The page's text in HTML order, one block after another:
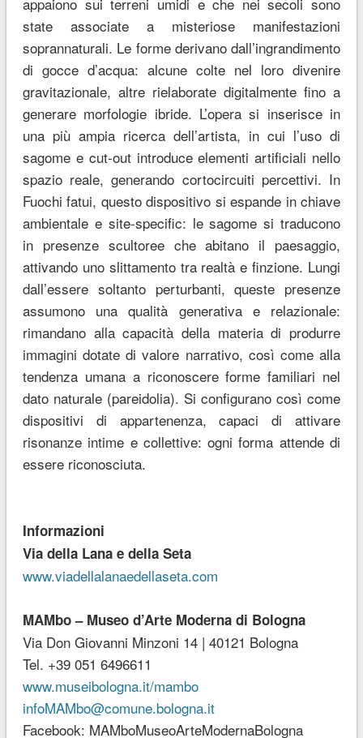
state associate a misteriose manifestazioni
soprannaturali. Le forme derivano dall’ingrandimento
di gocce d’acqua: alcune colte nel loro divenire
gravitazionale, altre rielaborate digitalmente fino a
generare morfologie ibride. L’opera si inserisce in
una più ampia ricerca dell’artista, in cui l’uso di
sagome e cut-out introduce elementi artificiali nello
spazio reale, generando cortocircuiti percettivi. In
Fuochi fatui, questo dispositivo si espande in chiave
ambientale e site-specific: le sagome si traducono
in presenze scultoree che abitano il paesaggio,
attivando uno slittamento tra realtà e finzione. Lungi
dall’essere soltanto perturbanti, queste presenze
assumono una qualità generativa e relazionale:
rimandano alla capacità della materia di produrre
immagini dotate di valore narrativo, così come alla
tendenza umana a riconoscere forme familiari nel
dato naturale (pareidolia). Si configurano così come
dispositivi di appartenenza, capaci di attivare
risonanze intime e collettive: ogni forma attende di
essere riconosciuta.
Informazioni
Via della Lana e della Seta
www.viadellalanaedellaseta.com
MAMbo – Museo d’Arte Moderna di Bologna
Via Don Giovanni Minzoni 14 | 40121 Bologna
Tel. +39 051 6496611
www.museibologna.it/mambo
infoMAMbo@comune.bologna.it
Facebook: MAMboMuseoArteModernaBologna